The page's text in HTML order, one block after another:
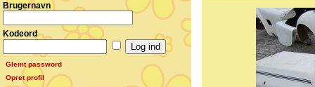
Brugernavn
Kodeord
Glemt password
Opret profil